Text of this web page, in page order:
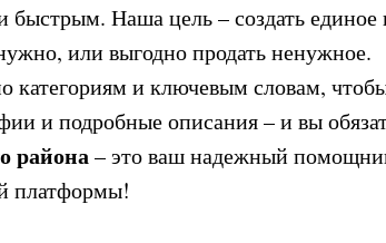
Наша цель – создать
или выгодно продать ненужное.
категориям и ключевым словам,
и подробные описания – и вы
района– это ваш надежный
платформы!